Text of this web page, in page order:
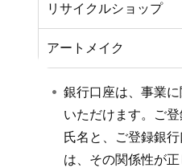
リサイクルショップ
アートメイク
銀行口座は、事業
いただけます。ご
氏名と、ご登録銀
は、その関係性が